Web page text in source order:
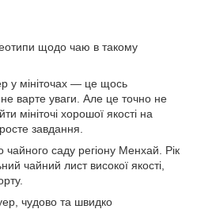
щодо чаю в такому
у мініточах — це щось
варте уваги. Але це точно не
мініточі хорошої якості на
завдання.
саду регіону Менхай. Рік
чайний лист високої якості,
чудово та швидко